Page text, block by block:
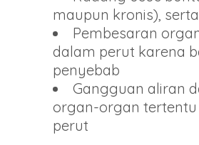
maupun kronis), serta
Pembesaran
dalam perut karena
penyebab
Gangguan aliran
organ-organ tertentu
perut